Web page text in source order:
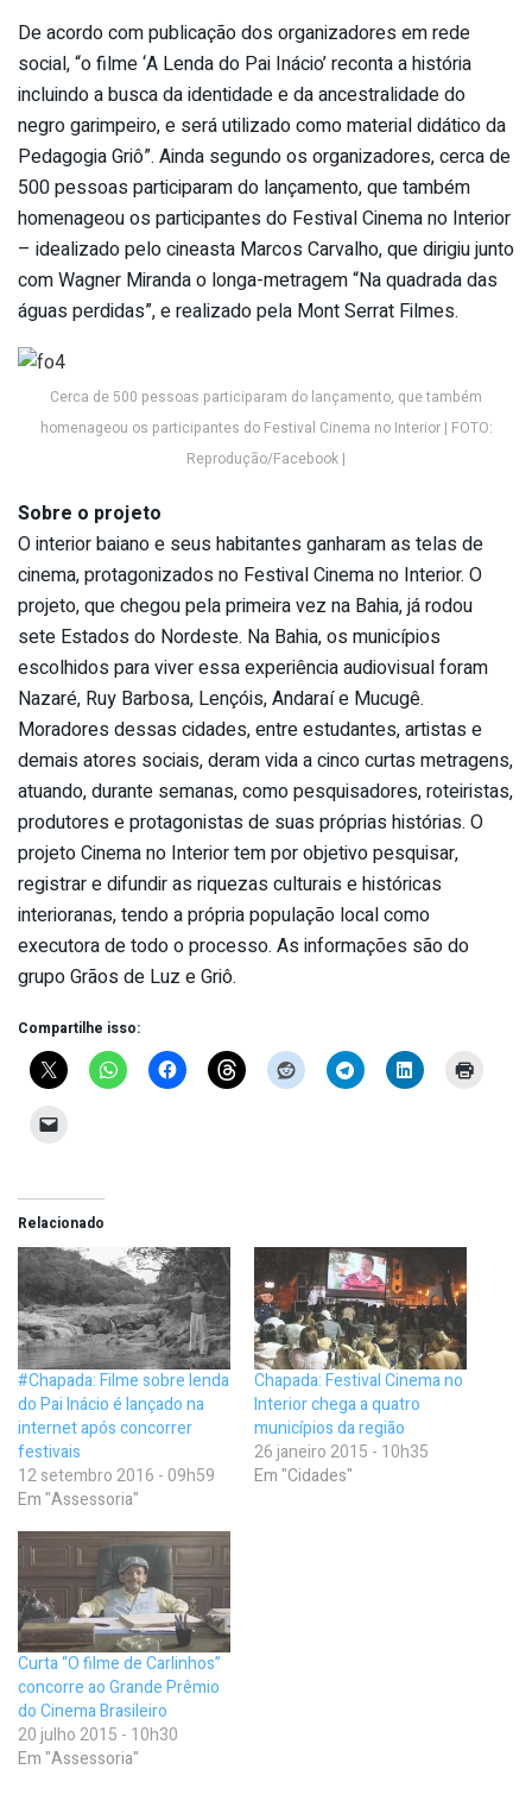
De acordo com publicação dos organizadores em rede
social, “o filme ‘A Lenda do Pai Inácio’ reconta a história
incluindo a busca da identidade e da ancestralidade do
negro garimpeiro, e será utilizado como material didático da
Pedagogia Griô”. Ainda segundo os organizadores, cerca de
500 pessoas participaram do lançamento, que também
homenageou os participantes do Festival Cinema no Interior
– idealizado pelo cineasta Marcos Carvalho, que dirigiu junto
com Wagner Miranda o longa-metragem “Na quadrada das
águas perdidas”, e realizado pela Mont Serrat Filmes.
Cerca de 500 pessoas participaram do lançamento, que também
homenageou os participantes do Festival Cinema no Interior | FOTO:
Reprodução/Facebook |
Sobre o projeto
O interior baiano e seus habitantes ganharam as telas de
cinema, protagonizados no Festival Cinema no Interior. O
projeto, que chegou pela primeira vez na Bahia, já rodou
sete Estados do Nordeste. Na Bahia, os municípios
escolhidos para viver essa experiência audiovisual foram
Nazaré, Ruy Barbosa, Lençóis, Andaraí e Mucugê.
Moradores dessas cidades, entre estudantes, artistas e
demais atores sociais, deram vida a cinco curtas metragens,
atuando, durante semanas, como pesquisadores, roteiristas,
produtores e protagonistas de suas próprias histórias. O
projeto Cinema no Interior tem por objetivo pesquisar,
registrar e difundir as riquezas culturais e históricas
interioranas, tendo a própria população local como
executora de todo o processo. As informações são do
grupo Grãos de Luz e Griô.
Compartilhe isso:
Relacionado
#Chapada: Filme sobre lenda
do Pai Inácio é lançado na
internet após concorrer
festivais
12 setembro 2016 - 09h59
Em "Assessoria"
Chapada: Festival Cinema no
Interior chega a quatro
municípios da região
26 janeiro 2015 - 10h35
Em "Cidades"
Curta “O filme de Carlinhos”
concorre ao Grande Prêmio
do Cinema Brasileiro
20 julho 2015 - 10h30
Em "Assessoria"